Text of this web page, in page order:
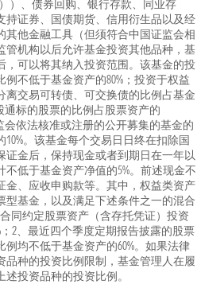
））、债券回购、银行存款、同业存
持证券、国债期货、信用衍生品以及经
其他金融工具（但须符合中国证监会相
管机构以后允许基金投资其他品种，基
，可以将其纳入投资范围。该基金的投
不低于基金资产的80%；投资于权益
离交易可转债、可交换债的比例占基金
通标的股票的比例占股票资产的
会依法核准或注册的公开募集的基金的
。该基金每个交易日日终在扣除国
证金后，保持现金或者到期日在一年以
低于基金资产净值的5%。前述现金不
金、应收申购款等。其中，权益类资产
型基金，以及满足下述条件之一的混合
同约定股票资产（含存托凭证）投资
2、最近四个季度定期报告披露的股票
均不低于基金资产的60%。如果法律
品种的投资比例限制，基金管理人在履
投资品种的投资比例。